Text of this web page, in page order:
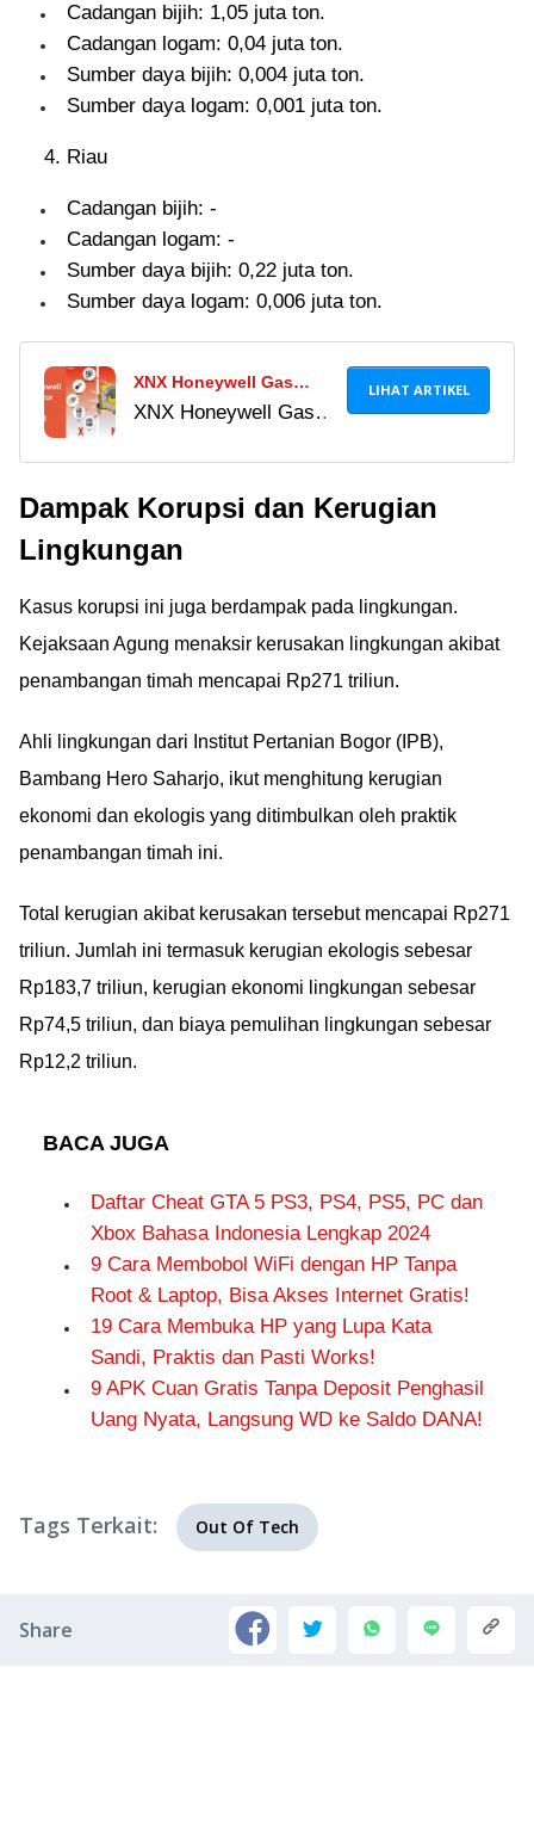
Cadangan bijih: 1,05 juta ton.
Cadangan logam: 0,04 juta ton.
Sumber daya bijih: 0,004 juta ton.
Sumber daya logam: 0,001 juta ton.
Riau
Cadangan bijih: -
Cadangan logam: -
Sumber daya bijih: 0,22 juta ton.
Sumber daya logam: 0,006 juta ton.
XNX Honeywell Gas
Detector Datasheet XNX
XNX Honeywell Gas
spesifikasi dan cara
Universal Transmitter.
Selengkapnya di sini!
LIHAT ARTIKEL
Dampak Korupsi dan Kerugian
Lingkungan
Kasus korupsi ini juga berdampak pada lingkungan.
Kejaksaan Agung menaksir kerusakan lingkungan akibat
penambangan timah mencapai Rp271 triliun.
Ahli lingkungan dari Institut Pertanian Bogor (IPB),
Bambang Hero Saharjo, ikut menghitung kerugian
ekonomi dan ekologis yang ditimbulkan oleh praktik
penambangan timah ini.
Total kerugian akibat kerusakan tersebut mencapai Rp271
triliun. Jumlah ini termasuk kerugian ekologis sebesar
Rp183,7 triliun, kerugian ekonomi lingkungan sebesar
Rp74,5 triliun, dan biaya pemulihan lingkungan sebesar
Rp12,2 triliun.
BACA JUGA
Daftar Cheat GTA 5 PS3, PS4, PS5, PC dan
Xbox Bahasa Indonesia Lengkap 2024
9 Cara Membobol WiFi dengan HP Tanpa
Root & Laptop, Bisa Akses Internet Gratis!
19 Cara Membuka HP yang Lupa Kata
Sandi, Praktis dan Pasti Works!
9 APK Cuan Gratis Tanpa Deposit Penghasil
Uang Nyata, Langsung WD ke Saldo DANA!
Tags Terkait: Out Of Tech
Share